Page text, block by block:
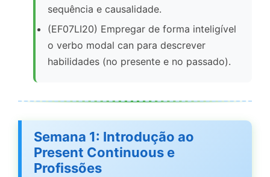
sequência e causalidade.
(EF07LI20) Empregar de forma inteligível
o verbo modal can para descrever
habilidades (no presente e no passado).
Semana 1: Introdução ao
Present Continuous e
Profissões